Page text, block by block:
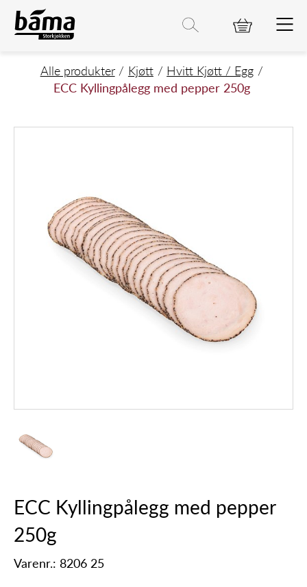
ECC Kyllingpålegg med pepper
Hovedinnhold
Hovedmeny
Hovedmeny
Alle produkter Kjøtt
Hvitt Kjøtt / Egg
ECC Kyllingpålegg med pepper 250g
ECC Kyllingpålegg med pepper
250g
Varenr.: 8206 25